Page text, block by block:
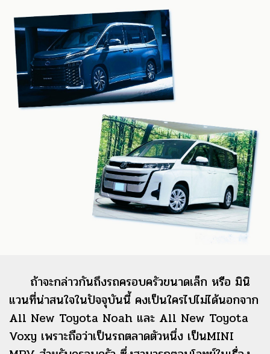
ถ้าจะกล่าวกันถึงรถครอบครัวขนาดเล็ก หรือ มินิ
แวนที่น่าสนใจในปัจจุบันนี้ คงเป็นใครไปไม่ได้นอกจาก
All New Toyota Noah และ All New Toyota
Voxy เพราะถือว่าเป็นรถตลาดตัวหนึ่ง เป็นMINI